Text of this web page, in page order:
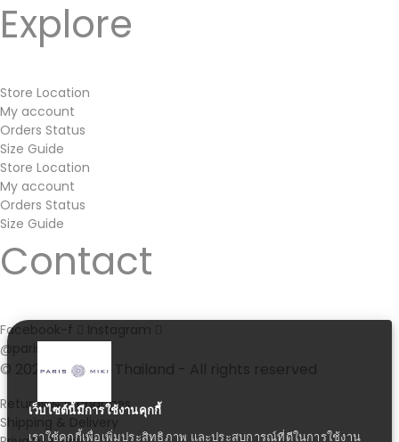
Explore
Store Location
My account
Orders Status
Size Guide
Store Location
My account
Orders Status
Size Guide
Contact
Facebook-f
Instagram
@parismiki.th
© 2021 Paris Miki Thailand - All rights reserved
Returns & Exchanges
Shipping & Delivery
เว็บไซต์นี้มีการใช้งานคุกกี้
เราใช้คุกกี้เพื่อเพิ่มประสิทธิภาพ และประสบการณ์ที่ดีในการใช้งาน